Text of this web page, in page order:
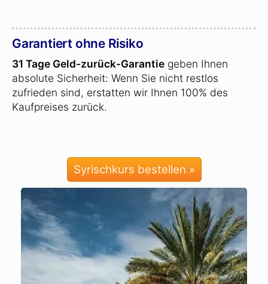
Garantiert ohne Risiko
31 Tage Geld-zurück-Garantie geben Ihnen
absolute Sicherheit: Wenn Sie nicht restlos
zufrieden sind, erstatten wir Ihnen 100% des
Kaufpreises zurück.
Syrischkurs bestellen »